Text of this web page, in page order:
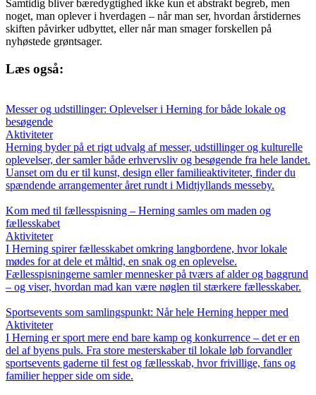
Samtidig bliver bæredygtighed ikke kun et abstrakt begreb, men
noget, man oplever i hverdagen – når man ser, hvordan årstidernes
skiften påvirker udbyttet, eller når man smager forskellen på
nyhøstede grøntsager.
Læs også:
Messer og udstillinger: Oplevelser i Herning for både lokale og
besøgende
Aktiviteter
Herning byder på et rigt udvalg af messer, udstillinger og kulturelle
oplevelser, der samler både erhvervsliv og besøgende fra hele landet.
Uanset om du er til kunst, design eller familieaktiviteter, finder du
spændende arrangementer året rundt i Midtjyllands messeby.
Kom med til fællesspisning – Herning samles om maden og
fællesskabet
Aktiviteter
I Herning spirer fællesskabet omkring langbordene, hvor lokale
mødes for at dele et måltid, en snak og en oplevelse.
Fællesspisningerne samler mennesker på tværs af alder og baggrund
– og viser, hvordan mad kan være nøglen til stærkere fællesskaber.
Sportsevents som samlingspunkt: Når hele Herning hepper med
Aktiviteter
I Herning er sport mere end bare kamp og konkurrence – det er en
del af byens puls. Fra store mesterskaber til lokale løb forvandler
sportsevents gaderne til fest og fællesskab, hvor frivillige, fans og
familier hepper side om side.